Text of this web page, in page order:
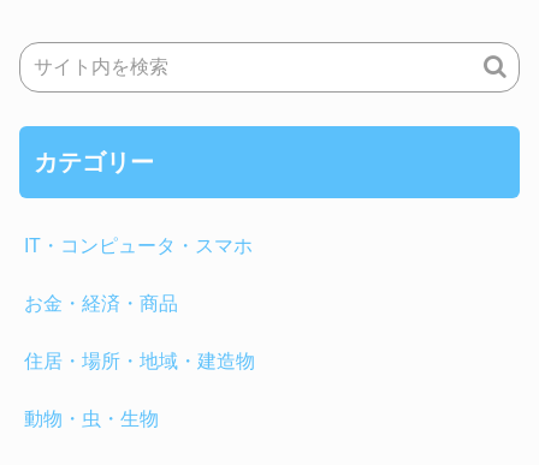
カテゴリー
IT・コンピュータ・スマホ
お金・経済・商品
住居・場所・地域・建造物
動物・虫・生物